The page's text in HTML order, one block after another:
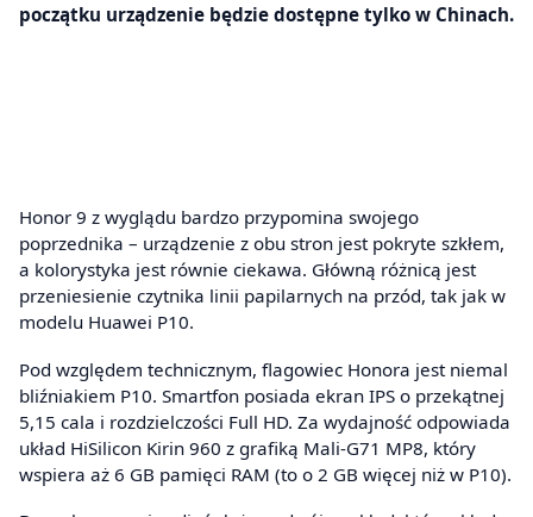
początku urządzenie będzie dostępne tylko w Chinach.
Honor 9 z wyglądu bardzo przypomina swojego
poprzednika – urządzenie z obu stron jest pokryte szkłem,
a kolorystyka jest równie ciekawa. Główną różnicą jest
przeniesienie czytnika linii papilarnych na przód, tak jak w
modelu Huawei P10.
Pod względem technicznym, flagowiec Honora jest niemal
bliźniakiem P10. Smartfon posiada ekran IPS o przekątnej
5,15 cala i rozdzielczości Full HD. Za wydajność odpowiada
układ HiSilicon Kirin 960 z grafiką Mali-G71 MP8, który
wspiera aż 6 GB pamięci RAM (to o 2 GB więcej niż w P10).